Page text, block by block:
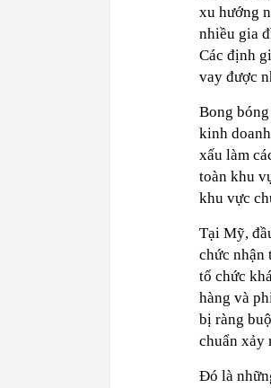
xu hướng
nhiều gia
Các định
vay được
Bong
kinh
xấu làm
toàn khu
khu vực
Tại Mỹ,
chức nhận
tổ chức
hàng và
bị ràng
chuẩn xảy
Đó là